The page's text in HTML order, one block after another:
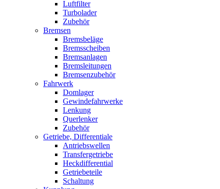
Luftfilter
Turbolader
Zubehör
Bremsen
Bremsbeläge
Bremsscheiben
Bremsanlagen
Bremsleitungen
Bremsenzubehör
Fahrwerk
Domlager
Gewindefahrwerke
Lenkung
Querlenker
Zubehör
Getriebe, Differentiale
Antriebswellen
Transfergetriebe
Heckdifferential
Getriebeteile
Schaltung